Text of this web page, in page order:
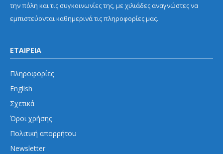
την πόλη και τις συγκοινωνίες της, με χιλιάδες αναγνώστες να
εμπιστεύονται καθημερινά τις πληροφορίες μας.
ΕΤΑΙΡΕΙΑ
Πληροφορίες
English
Σχετικά
Όροι χρήσης
Πολιτική απορρήτου
Newsletter